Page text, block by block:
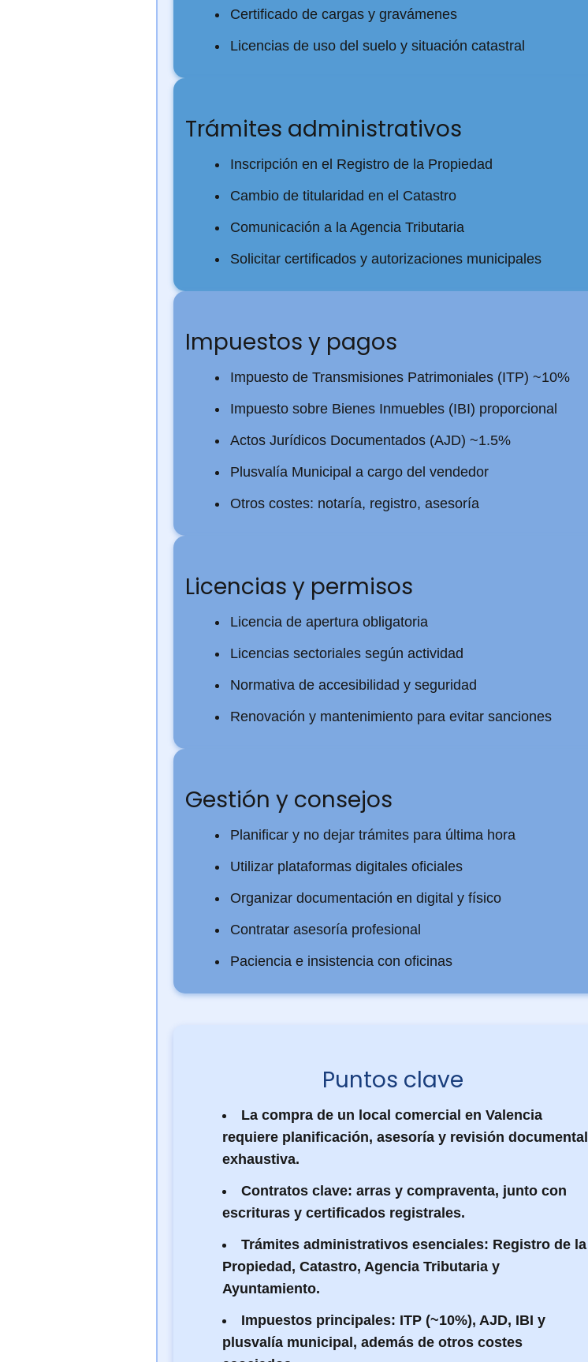
Certificado de cargas y gravámenes
Licencias de uso del suelo y situación catastral
Trámites administrativos
Inscripción en el Registro de la Propiedad
Cambio de titularidad en el Catastro
Comunicación a la Agencia Tributaria
Solicitar certificados y autorizaciones municipales
Impuestos y pagos
Impuesto de Transmisiones Patrimoniales (ITP) ~10%
Impuesto sobre Bienes Inmuebles (IBI) proporcional
Actos Jurídicos Documentados (AJD) ~1.5%
Plusvalía Municipal a cargo del vendedor
Otros costes: notaría, registro, asesoría
Licencias y permisos
Licencia de apertura obligatoria
Licencias sectoriales según actividad
Normativa de accesibilidad y seguridad
Renovación y mantenimiento para evitar sanciones
Gestión y consejos
Planificar y no dejar trámites para última hora
Utilizar plataformas digitales oficiales
Organizar documentación en digital y físico
Contratar asesoría profesional
Paciencia e insistencia con oficinas
Puntos clave
La compra de un local comercial en Valencia
requiere planificación, asesoría y revisión documental
exhaustiva.
Contratos clave: arras y compraventa, junto con
escrituras y certificados registrales.
Trámites administrativos esenciales: Registro de la
Propiedad, Catastro, Agencia Tributaria y
Ayuntamiento.
Impuestos principales: ITP (~10%), AJD, IBI y
plusvalía municipal, además de otros costes